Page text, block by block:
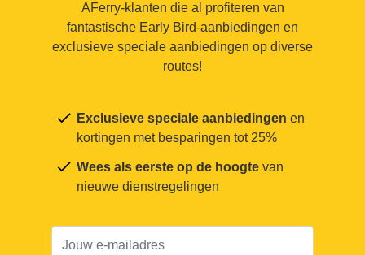
AFerry-klanten die al profiteren van
fantastische Early Bird-aanbiedingen en
exclusieve speciale aanbiedingen op diverse
routes!
Exclusieve speciale aanbiedingen en
kortingen met besparingen tot 25%
Wees als eerste op de hoogte van
nieuwe dienstregelingen